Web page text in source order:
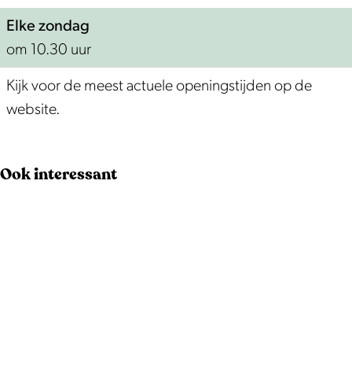
Elke zondag
om 10.30 uur
Kijk voor de meest actuele openingstijden op de
website.
Ook interessant